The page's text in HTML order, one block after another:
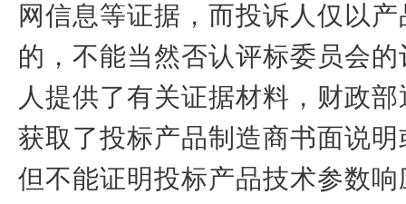
网信息等证据，而投诉人仅以
的，不能当然否认评标委员会
人提供了有关证据材料，财政
获取了投标产品制造商书面说
但不能证明投标产品技术参数